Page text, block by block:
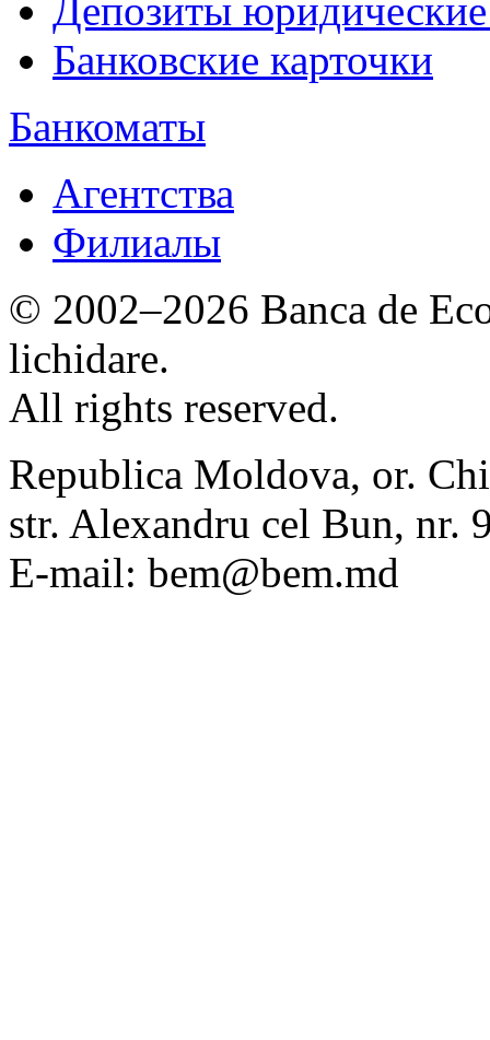
Депозиты
Банковские карточки
Банкоматы
Агентства
Филиалы
© 2002–2026 Banca de
lichidare.
All rights reserved.
Republica Moldova, or.
str. Alexandru cel Bun, nr.
E-mail: bem@bem.md